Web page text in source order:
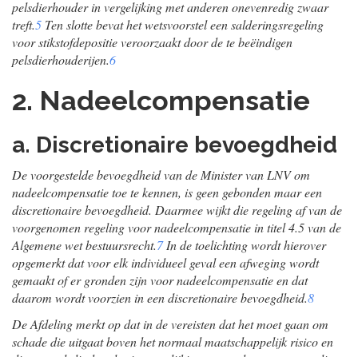
pelsdierhouder in vergelijking met anderen onevenredig zwaar
treft.5 Ten slotte bevat het wetsvoorstel een salderingsregeling
voor stikstofdepositie veroorzaakt door de te beëindigen
pelsdierhouderijen.6
2. Nadeelcompensatie
a. Discretionaire bevoegdheid
De voorgestelde bevoegdheid van de Minister van LNV om
nadeelcompensatie toe te kennen, is geen gebonden maar een
discretionaire bevoegdheid. Daarmee wijkt die regeling af van de
voorgenomen regeling voor nadeelcompensatie in titel 4.5 van de
Algemene wet bestuursrecht.7In de toelichting wordt hierover
opgemerkt dat voor elk individueel geval een afweging wordt
gemaakt of er gronden zijn voor nadeelcompensatie en dat
daarom wordt voorzien in een discretionaire bevoegdheid.8
De Afdeling merkt op dat in de vereisten dat het moet gaan om
schade die uitgaat boven het normaal maatschappelijk risico en